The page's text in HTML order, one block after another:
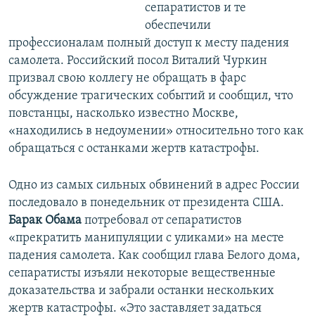
сепаратистов и те
обеспечили
профессионалам полный доступ к месту падения
самолета. Российский посол Виталий Чуркин
призвал свою коллегу не обращать в фарс
обсуждение трагических событий и сообщил, что
повстанцы, насколько известно Москве,
«находились в недоумении» относительно того как
обращаться с останками жертв катастрофы.
Одно из самых сильных обвинений в адрес России
последовало в понедельник от президента США.
Барак Обама потребовал от сепаратистов
«прекратить манипуляции с уликами» на месте
падения самолета. Как сообщил глава Белого дома,
сепаратисты изъяли некоторые вещественные
доказательства и забрали останки нескольких
жертв катастрофы. «Это заставляет задаться